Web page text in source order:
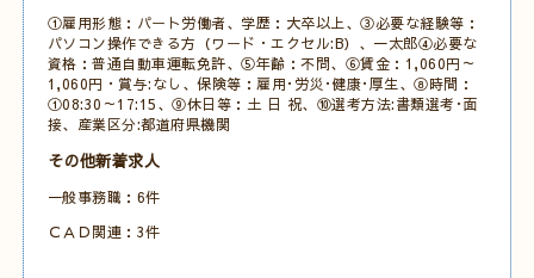
①雇用形態：パート労働者、学歴：大卒以上、③必要な経験等：
パソコン操作できる方（ワード・エクセル:B）、一太郎④必要な
資格：普通自動車運転免許、⑤年齢：不問、⑥賃金：1,060円～
1,060円・賞与:なし、保険等：雇用･労災･健康･厚生、⑧時間：
①08:30～17:15、⑨休日等：土 日 祝、⑩選考方法:書類選考･面
接、産業区分:都道府県機関
その他新着求人
一般事務職：6件
ＣＡＤ関連：3件